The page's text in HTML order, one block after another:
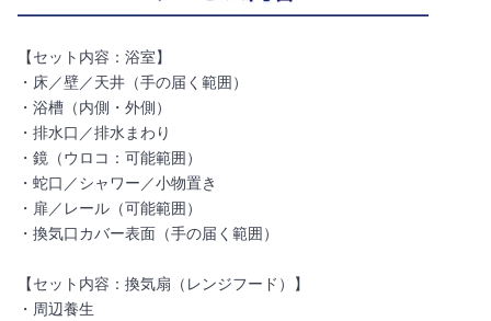
【セット内容：浴室】
・床／壁／天井（手の届く範囲）
・浴槽（内側・外側）
・排水口／排水まわり
・鏡（ウロコ：可能範囲）
・蛇口／シャワー／小物置き
・扉／レール（可能範囲）
・換気口カバー表面（手の届く範囲）
【セット内容：換気扇（レンジフード）】
・周辺養生